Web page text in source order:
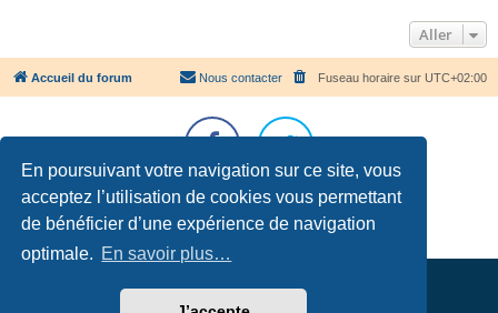
En poursuivant votre navigation sur ce site, vous
acceptez l’utilisation de cookies vous permettant
de bénéficier d’une expérience de navigation
optimale. En savoir plus…
Aller
Accueil du forum Fuseau horaire sur UTC+02:00
Nous contacter
Développé parphpBB® Forum Software © phpBB Limited
Traduction française officielle©Qiaeru